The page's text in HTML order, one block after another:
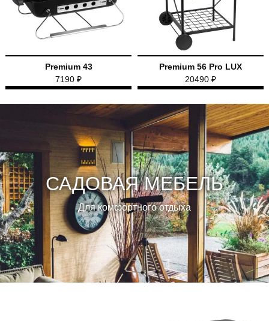
Premium 43
7190 ₽
Premium 56 Pro LUX
20490 ₽
САДОВАЯ МЕБЕЛЬ
Для комфортного отдыха